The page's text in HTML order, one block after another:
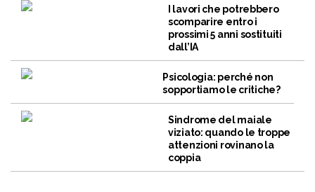
I lavori che potrebbero
scomparire entro i
prossimi 5 anni sostituiti
dall’IA
Psicologia: perché non
sopportiamo le critiche?
Sindrome del maiale
viziato: quando le troppe
attenzioni rovinano la
coppia